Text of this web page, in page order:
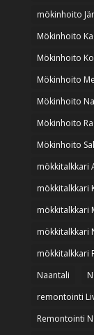
mökinhoito
Mökinhoito
Mökinhoito
Mökinhoito
Mökinhoito
Mökinhoito
Mökinhoito
mökkitalkkari
mökkitalkkari
mökkitalkkari
mökkitalkkari
mökkitalkkari
Naantali
remontointi
Remontointi